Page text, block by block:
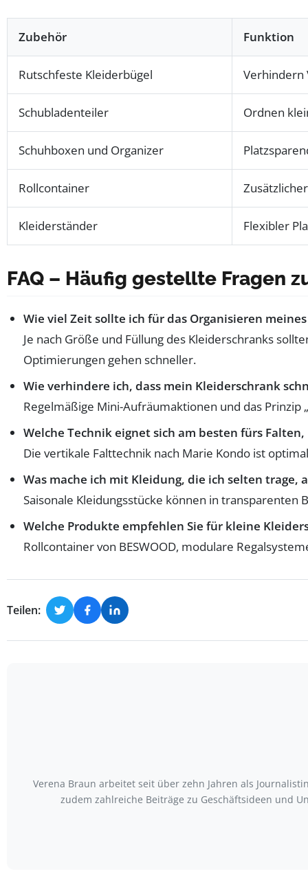
Zubehör Funktion
Rutschfeste Kleiderbügel Verhindern
Schubladenteiler Ordnen
Schuhboxen und Organizer
Rollcontainer
Kleiderständer Flexibler
FAQ – Häufig gestellte Fragen
Wie viel Zeit sollte ich für das Organisieren
Je nach Größe und Füllung des Kleiderschranks
Optimierungen gehen schneller.
Wie verhindere ich, dass mein Kleiderschrank
Regelmäßige Mini-Aufräumaktionen und das Prinzip
Welche Technik eignet sich am besten fürs Falten,
Die vertikale Falttechnik nach Marie Kondo ist
Was mache ich mit Kleidung, die ich selten trage,
Saisonale Kleidungsstücke können in
Welche Produkte empfehlen Sie für kleine
Rollcontainer von BESWOOD, modulare
Teilen:
Verena Braun arbeitet seit über zehn Jahren als
zudem zahlreiche Beiträge zu Geschäftsideen und